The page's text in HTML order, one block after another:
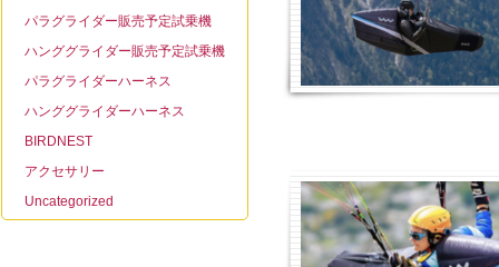
パラグライダー販売予定試乗機
ハンググライダー販売予定試乗機
パラグライダーハーネス
ハンググライダーハーネス
BIRDNEST
アクセサリー
Uncategorized